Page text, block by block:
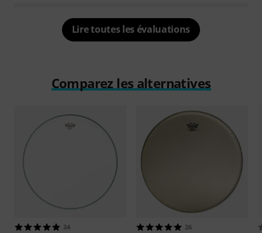
Lire toutes les évaluations
Comparez les alternatives
34 26